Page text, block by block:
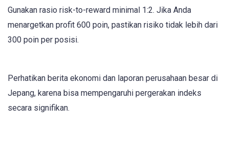
Gunakan rasio risk-to-reward minimal 1:2. Jika Anda
menargetkan profit 600 poin, pastikan risiko tidak lebih dari
300 poin per posisi.
Perhatikan berita ekonomi dan laporan perusahaan besar di
Jepang, karena bisa mempengaruhi pergerakan indeks
secara signifikan.